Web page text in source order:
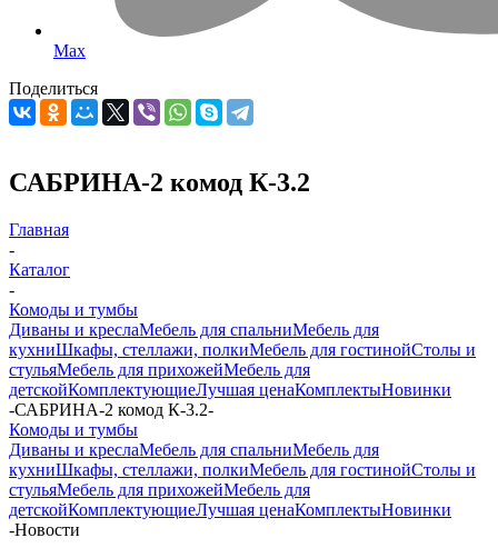
Max
Поделиться
САБРИНА-2 комод К-3.2
Главная
-
Каталог
-
Комоды и тумбы
Диваны и креслаМебель для спальниМебель для
кухниШкафы, стеллажи, полкиМебель для гостинойСтолы и
стульяМебель для прихожейМебель для
детскойКомплектующиеЛучшая ценаКомплектыНовинки
-САБРИНА-2 комод К-3.2-
Комоды и тумбы
Диваны и креслаМебель для спальниМебель для
кухниШкафы, стеллажи, полкиМебель для гостинойСтолы и
стульяМебель для прихожейМебель для
детскойКомплектующиеЛучшая ценаКомплектыНовинки
-Новости